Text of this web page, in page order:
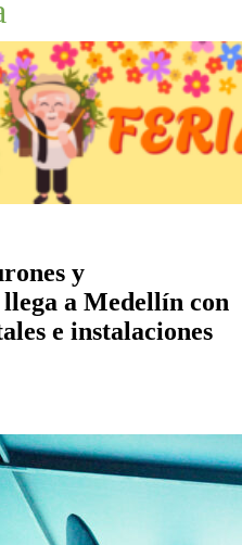
y
a Medellín con
e instalaciones